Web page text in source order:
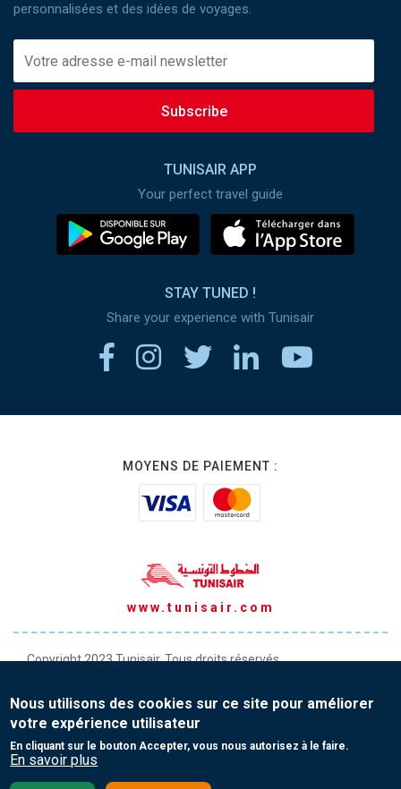
personnalisées et des idées de voyages.
Subscribe
TUNISAIR APP
Your perfect travel guide
STAY TUNED !
Share your experience with Tunisair
MOYENS DE PAIEMENT :
www.tunisair.com
Copyright 2023 Tunisair. Tous droits réservés
Conditions générales de Vente
Protection de vos données personnelles
Nous utilisons des cookies sur ce site pour améliorer
votre expérience utilisateur
En cliquant sur le bouton Accepter, vous nous autorisez à le faire.
En savoir plus